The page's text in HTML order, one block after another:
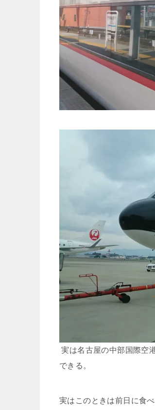
実は名古屋の中部国際空
できる。
実はこのときは前日に食